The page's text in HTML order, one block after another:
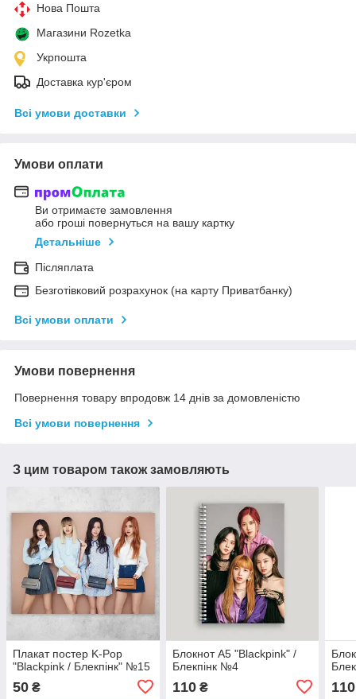
Нова Пошта
Магазини Rozetka
Укрпошта
Доставка кур'єром
Всі умови доставки
Умови оплати
Ви отримаєте замовлення
або гроші повернуться на вашу картку
Детальніше
Післяплата
Безготівковий розрахунок (на карту Приватбанку)
Всі умови оплати
Умови повернення
Повернення товару впродовж 14 днів за домовленістю
Всі умови повернення
З цим товаром також замовляють
Плакат постер K-Pop
"Blackpink / Блекпінк" №15
50 ₴
Блокнот А5 "Blackpink" /
Блекпінк №4
110₴ 110